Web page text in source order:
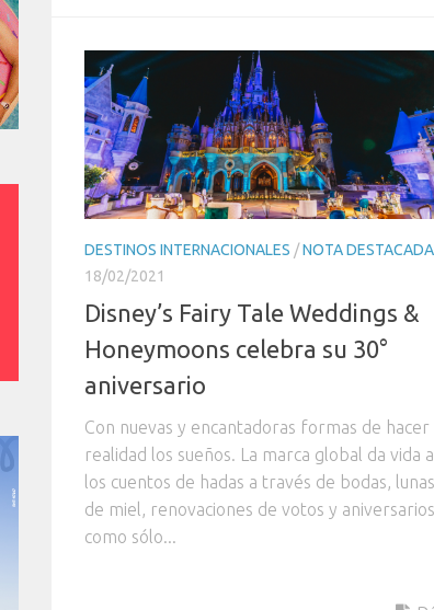
DESTINOS INTERNACIONALES /NOTA DESTACADA
18/02/2021
Disney’s Fairy Tale Weddings &
Honeymoons celebra su 30°
aniversario
Con nuevas y encantadoras formas de hacer
realidad los sueños. La marca global da vida a
los cuentos de hadas a través de bodas, lunas
de miel, renovaciones de votos y aniversarios
como sólo...